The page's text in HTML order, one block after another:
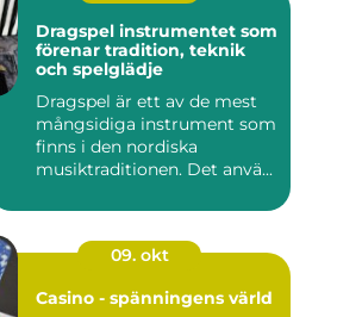
Dragspel instrumentet som
förenar tradition, teknik
och spelglädje
Dragspel är ett av de mest
mångsidiga instrument som
finns i den nordiska
musiktraditionen. Det anvä...
09. okt
Casino - spänningens värld